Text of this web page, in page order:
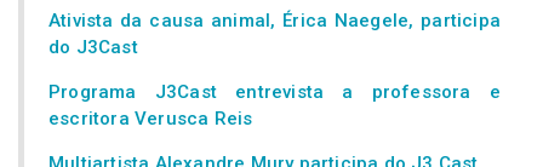
Ativista da causa animal, Érica Naegele, participa
do J3Cast
Programa J3Cast entrevista a professora e
escritora Verusca Reis